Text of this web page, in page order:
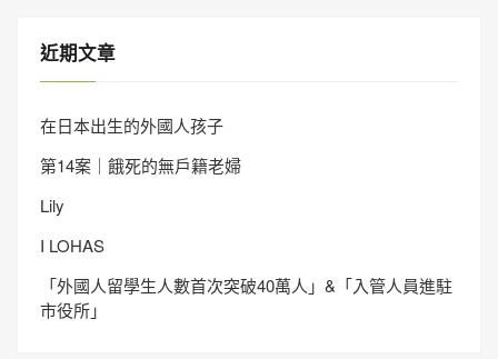
近期文章
在日本出生的外國人孩子
第14案｜餓死的無戶籍老婦
Lily
I LOHAS
「外國人留學生人數首次突破40萬人」&「入管人員進駐
市役所」